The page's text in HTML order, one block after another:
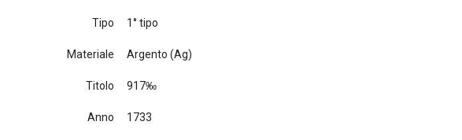
Tipo 1° tipo
Materiale Argento (Ag)
Titolo 917‰
Anno 1733